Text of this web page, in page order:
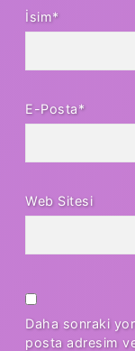
İsim*
E-Posta*
Web Sitesi
Daha sonraki
posta adresim